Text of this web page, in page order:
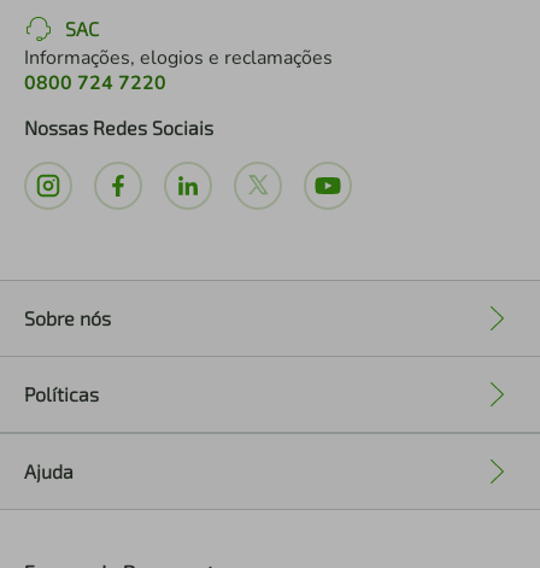
SAC
Informações, elogios e reclamações
0800 724 7220
Nossas Redes Sociais
Sobre nós
Políticas
Ajuda